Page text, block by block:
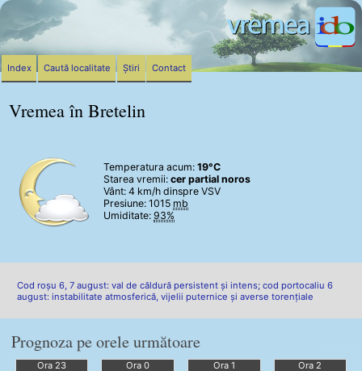
Vremea în Bretelin
Temperatura acum: 19°C
Starea vremii: cer partial noros
Vânt: 4 km/h dinspre VSV
Presiune: 1015 mb
Umiditate: 93%
Cod roșu 6, 7 august: val de căldură persistent și intens; cod portocaliu 6
august: instabilitate atmosferică, vijelii puternice și averse torențiale
Prognoza pe orele următoare
Ora 23 Ora 0 Ora 1 Ora 2
Index Caută localitate Știri Contact